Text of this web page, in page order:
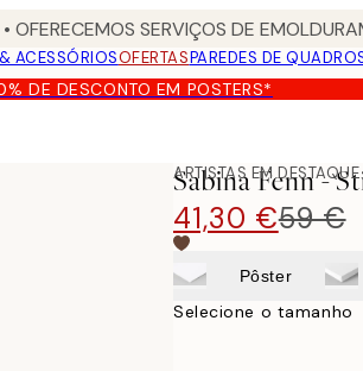
SERVIÇOS DE
ACESSÓRIOSOFERTASPAREDES DE
DE DESCONTO EM POSTERS*
ARTISTAS EM DESTAQUE
Sabina Fenn -
41,30 €59 €
Pôster
Selecione o tamanho